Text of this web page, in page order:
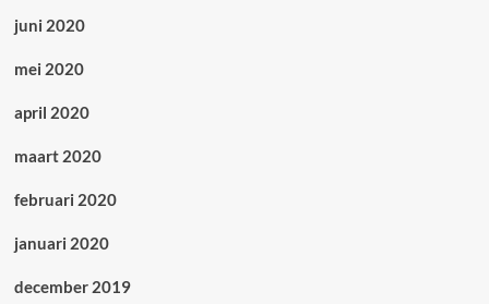
juni 2020
mei 2020
april 2020
maart 2020
februari 2020
januari 2020
december 2019